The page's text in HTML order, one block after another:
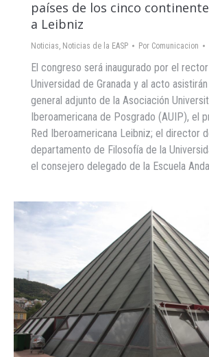
países de los cinco
a Leibniz
Noticias, Noticias de la EASP Por Comunicacion
El congreso será inaugurado por el
Universidad de Granada y al acto
general adjunto de la Asociación
Iberoamericana de Posgrado (AUIP), el
Red Iberoamericana Leibniz; el director
departamento de Filosofía de la
el consejero delegado de la Escuela